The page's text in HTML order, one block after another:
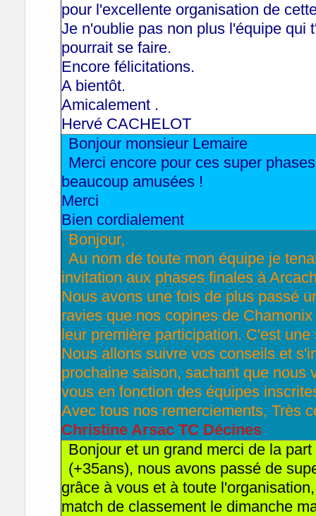
pour l'excellente organisation de
Je n'oublie pas non plus l'équipe
pourrait se faire.
Encore félicitations.
A bientôt.
Amicalement .
Hervé CACHELOT
Bonjour monsieur Lemaire
Merci encore pour ces super
beaucoup amusées !
Merci
Bien cordialement
Bonjour,
Au nom de toute mon équipe je
invitation aux phases finales à
Nous avons une fois de plus passé
ravies que nos copines de
leur première participation. C'est
Nous allons suivre vos conseils et
prochaine saison, sachant que nous
vous en fonction des équipes
Avec tous nos remerciements, Très
Christine Arsac TC Décines
Bonjour et un grand merci de la
(+35ans), nous avons passé de
grâce à vous et à toute
match de classement le dimanche